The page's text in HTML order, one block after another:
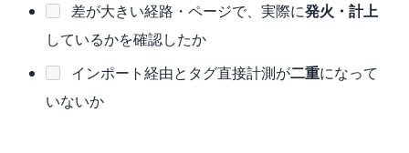
差が大きい経路・ページで、実際に発火・計上
しているかを確認したか
インポート経由とタグ直接計測が二重になって
いないか